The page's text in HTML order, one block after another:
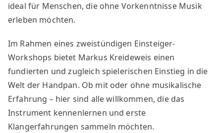
ideal für Menschen, die ohne Vorkenntnisse Musik
erleben möchten.
Im Rahmen eines zweistündigen Einsteiger-
Workshops bietet Markus Kreideweis einen
fundierten und zugleich spielerischen Einstieg in die
Welt der Handpan. Ob mit oder ohne musikalische
Erfahrung – hier sind alle willkommen, die das
Instrument kennenlernen und erste
Klangerfahrungen sammeln möchten.